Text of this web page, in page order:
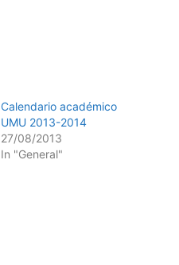
Calendario académico
UMU 2013-2014
27/08/2013
In "General"